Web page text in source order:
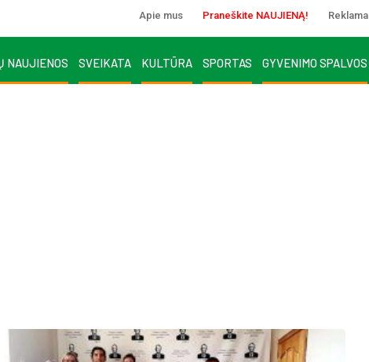
Apie mus Praneškite NAUJIENĄ! Reklama
NAUJIENOS SVEIKATA KULTŪRA SPORTAS GYVENIMO SPALVOS